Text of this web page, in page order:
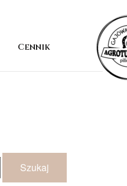
Cennik